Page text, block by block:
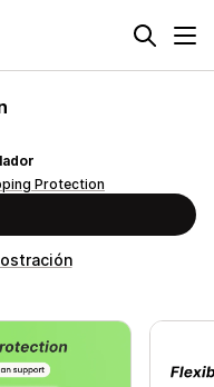
Protection